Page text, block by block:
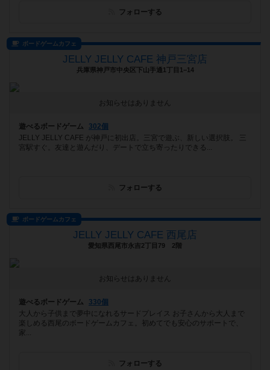
フォローする
ボードゲームカフェ
JELLY JELLY CAFE 神戸三宮店
兵庫県神戸市中央区下山手通1丁目1−14
お知らせはありません
遊べるボードゲーム
302個
JELLY JELLY CAFE が神戸に初出店。三宮で遊ぶ、新しい選択肢。 三
宮駅すぐ。友達と遊んだり、デートで立ち寄ったりできる...
フォローする
ボードゲームカフェ
JELLY JELLY CAFE 西尾店
愛知県西尾市永吉2丁目79 2階
お知らせはありません
遊べるボードゲーム
330個
大人から子供まで夢中になれるサードプレイス お子さんから大人まで
楽しめる西尾のボードゲームカフェ。初めてでも安心のサポートで、
家...
フォローする